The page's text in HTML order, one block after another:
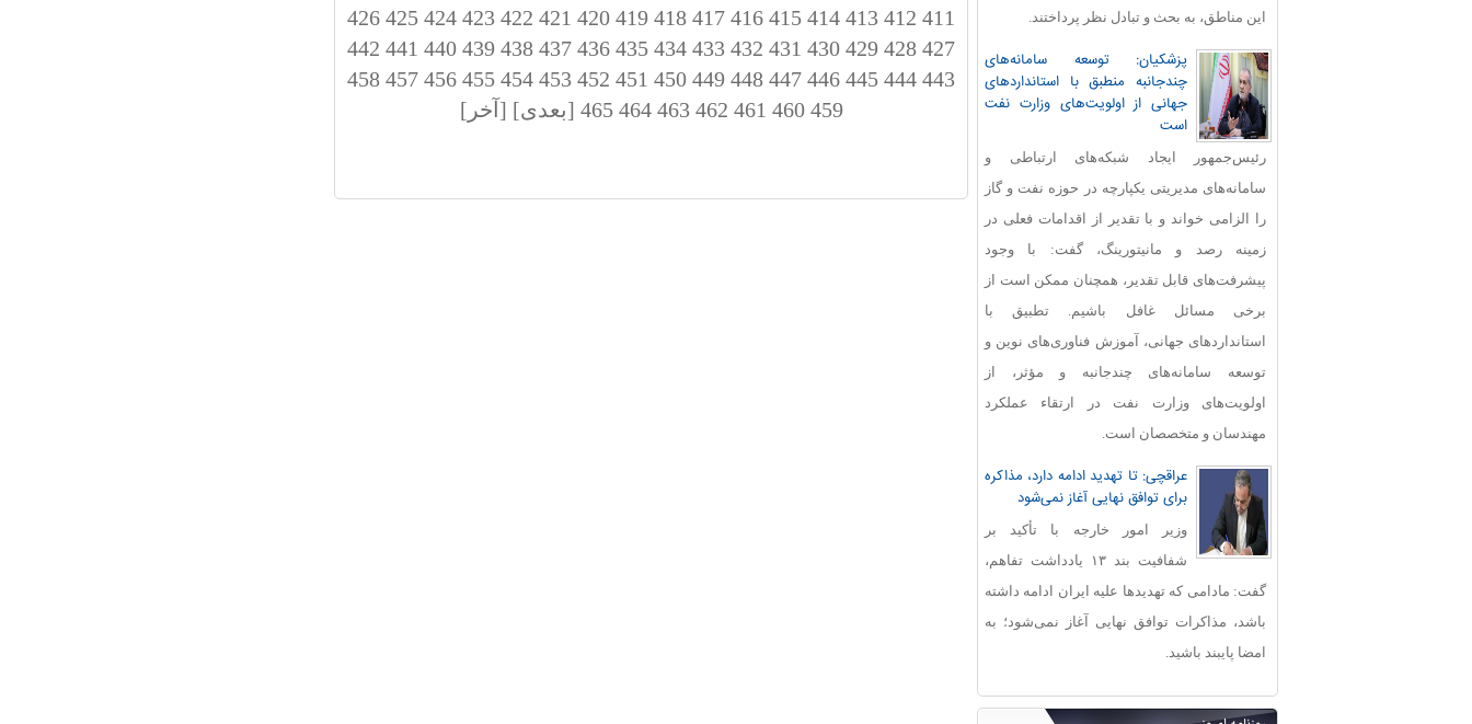
این مناطق، به بحث و تبادل نظر پرداختند.
پزشکیان: توسعه سامانه‌های
چندجانبه منطبق با استانداردهای
جهانی از اولویت‌های وزارت نفت
است
رئیس‌جمهور ایجاد شبکه‌های ارتباطی و
سامانه‌های مدیریتی یکپارچه در حوزه نفت و گاز
را الزامی خواند و با تقدیر از اقدامات فعلی در
زمینه رصد و مانیتورینگ، گفت: با وجود
پیشرفت‌های قابل‌ تقدیر، همچنان ممکن است از
برخی مسائل غافل باشیم. تطبیق با
استانداردهای جهانی، آموزش فناوری‌های نوین و
توسعه سامانه‌های چندجانبه و مؤثر، از
اولویت‌های وزارت نفت در ارتقاء عملکرد
مهندسان و متخصصان است.
عراقچی: تا تهدید ادامه دارد، مذاکره
برای توافق نهایی آغاز نمی‌شود
وزیر امور خارجه با تأکید بر
شفافیت بند ۱۳ یادداشت تفاهم،
گفت: مادامی که تهدیدها علیه ایران ادامه داشته
باشد، مذاکرات توافق نهایی آغاز نمی‌شود؛ به
امضا پایبند باشید.
411
412
413
414
415
416
417
418
419
420
421
422
423
424
425
426
427
428
429
430
431
432
433
434
435
436
437
438
439
440
441
442
443
444
445
446
447
448
449
450
451
452
453
454
455
456
457
458
459
460
461
462
463
464
465 [بعدی] [آخر]